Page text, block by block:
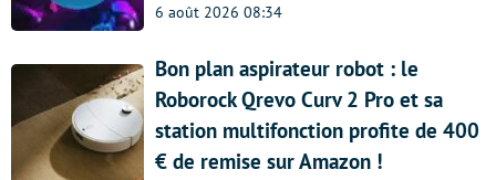
6 août 2026 08:34
Bon plan aspirateur robot : le
Roborock Qrevo Curv 2 Pro et sa
station multifonction profite de 400
€ de remise sur Amazon !